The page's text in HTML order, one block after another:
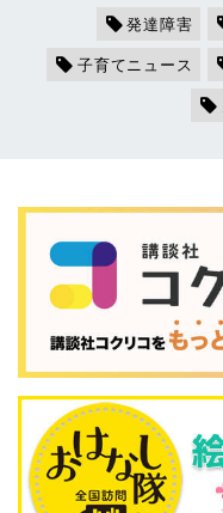
発達障害
子育てニュース